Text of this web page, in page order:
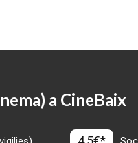
a CineBaix